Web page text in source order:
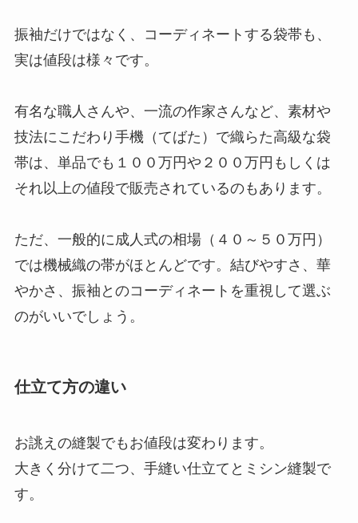
振袖だけではなく、コーディネートする袋帯も、
実は値段は様々です。
有名な職人さんや、一流の作家さんなど、素材や
技法にこだわり手機（てばた）で織らた高級な袋
帯は、単品でも１００万円や２００万円もしくは
それ以上の値段で販売されているのもあります。
ただ、一般的に成人式の相場（４０～５０万円）
では機械織の帯がほとんどです。結びやすさ、華
やかさ、振袖とのコーディネートを重視して選ぶ
のがいいでしょう。
仕立て方の違い
お誂えの縫製でもお値段は変わります。
大きく分けて二つ、手縫い仕立てとミシン縫製で
す。